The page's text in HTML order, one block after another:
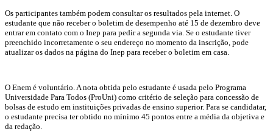
Os participantes também podem consultar os resultados pela internet. O
estudante que não receber o boletim de desempenho até 15 de dezembro deve
entrar em contato com o Inep para pedir a segunda via. Se o estudante tiver
preenchido incorretamente o seu endereço no momento da inscrição, pode
atualizar os dados na página do Inep para receber o boletim em casa.
O Enem é voluntário. A nota obtida pelo estudante é usada pelo Programa
Universidade Para Todos (ProUni) como critério de seleção para concessão de
bolsas de estudo em instituições privadas de ensino superior. Para se candidatar,
o estudante precisa ter obtido no mínimo 45 pontos entre a média da objetiva e
da redação.